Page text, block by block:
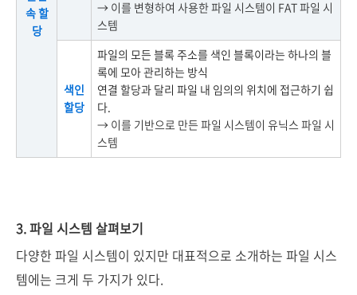
속 할
당
→ 이를 변형하여 사용한 파일 시스템이 FAT 파일 시
스템
색인
할당
파일의 모든 블록 주소를 색인 블록이라는 하나의 블
록에 모아 관리하는 방식
연결 할당과 달리 파일 내 임의의 위치에 접근하기 쉽
다.
→ 이를 기반으로 만든 파일 시스템이 유닉스 파일 시
스템
3. 파일 시스템 살펴보기
다양한 파일 시스템이 있지만 대표적으로 소개하는 파일 시스
템에는 크게 두 가지가 있다.